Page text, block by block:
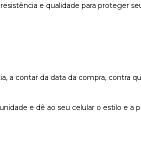
e qualidade para proteger
a contar da data da compra, contra
e dê ao seu celular o estilo e a